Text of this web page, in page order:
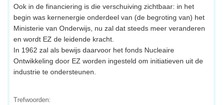
Ook in de financiering is die verschuiving zichtbaar: in het
begin was kernenergie onderdeel van (de begroting van) het
Ministerie van Onderwijs, nu zal dat steeds meer veranderen
en wordt EZ de leidende kracht.
In 1962 zal als bewijs daarvoor het fonds Nucleaire
Ontwikkeling door EZ worden ingesteld om initiatieven uit de
industrie te ondersteunen.
Trefwoorden: